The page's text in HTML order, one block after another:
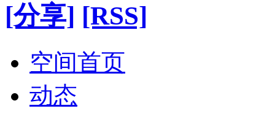
[分享] [RSS]
空间首页
动态